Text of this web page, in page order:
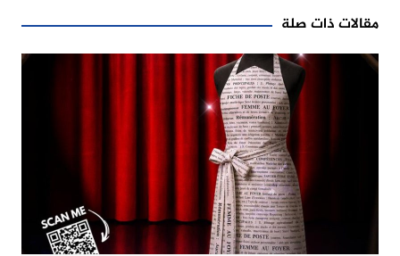
مقالات ذات صلة